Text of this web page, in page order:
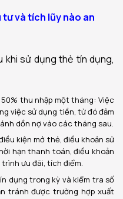
tư và tích lũy nào an
khi sử dụng thẻ tín dụng,
thu nhập một tháng: Việc
việc sử dụng tiền, từ đó đảm
dồn nợ vào các tháng sau.
kiện mở thẻ, điều khoản sử
hạn thanh toán, điều khoản
ưu đãi, tích điểm.
dụng trong kỳ và kiểm tra số
tránh được trường hợp xuất